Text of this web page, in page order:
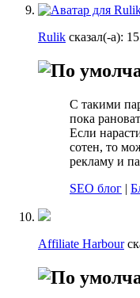
Rulik сказал(-а):
С такими
пока
Если
сотен, то
рекламу и
SEO блог |
Affiliate Harbour